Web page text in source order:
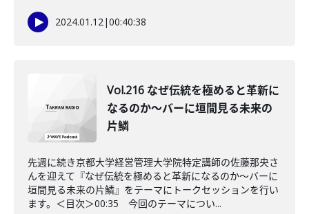
2024.01.12|00:40:38
Vol.216 なぜ伝統を極めると革新に
なるのか〜バーに垣間見る未来の
片鱗
先週に続き京都大学経営管理大学院特定講師の佐藤那央さ
んを迎えて『なぜ伝統を極めると革新になるのか〜バーに
垣間見る未来の片鱗』をテーマにトークセッションを行い
ます。＜目次＞00:35 今回のテーマについ...